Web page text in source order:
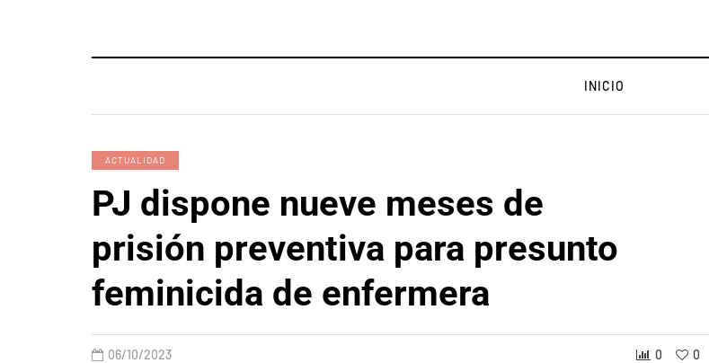
INICIO
ACTUALIDAD
PJ dispone nueve meses de
prisión preventiva para presunto
feminicida de enfermera
06/10/2023 0 0